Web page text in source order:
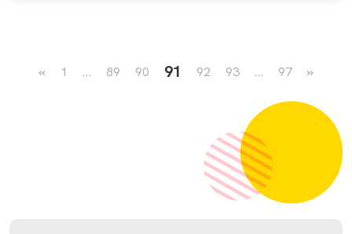
« 1 … 89 90 91 92 93 … 97 »